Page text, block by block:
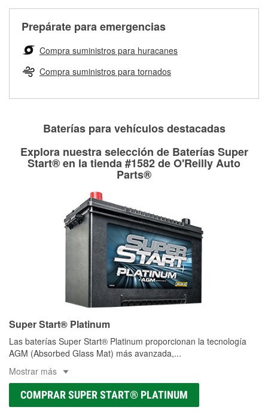
partes de reemplazo correctas para tu reparación.
Rectificación de tambores y discos de freno
Prepárate para emergencias
Compra suministros para huracanes
Compra suministros para tornados
Baterías para vehículos destacadas
Explora nuestra selección de Baterías Super
Start® en la tienda #1582 de O'Reilly Auto
Parts®
Super Start® Platinum
Las baterías Super Start® Platinum proporcionan la tecnología
AGM (Absorbed Glass Mat) más avanzada,...
Mostrar más
COMPRAR SUPER START® PLATINUM